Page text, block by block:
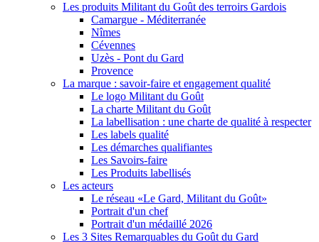
Les produits Militant du Goût des terroirs Gardois
Camargue - Méditerranée
Nîmes
Cévennes
Uzès - Pont du Gard
Provence
La marque : savoir-faire et engagement qualité
Le logo Militant du Goût
La charte Militant du Goût
La labellisation : une charte de qualité à respecter
Les labels qualité
Les démarches qualifiantes
Les Savoirs-faire
Les Produits labellisés
Les acteurs
Le réseau «Le Gard, Militant du Goût»
Portrait d'un chef
Portrait d'un médaillé 2026
Les 3 Sites Remarquables du Goût du Gard